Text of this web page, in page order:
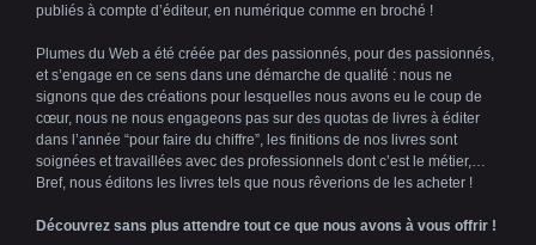
publiés à compte d’éditeur, en numérique comme en broché !
Plumes du Web a été créée par des passionnés, pour des passionnés,
et s’engage en ce sens dans une démarche de qualité : nous ne
signons que des créations pour lesquelles nous avons eu le coup de
cœur, nous ne nous engageons pas sur des quotas de livres à éditer
dans l’année “pour faire du chiffre”, les finitions de nos livres sont
soignées et travaillées avec des professionnels dont c’est le métier,…
Bref, nous éditons les livres tels que nous rêverions de les acheter !
Découvrez sans plus attendre tout ce que nous avons à vous offrir !